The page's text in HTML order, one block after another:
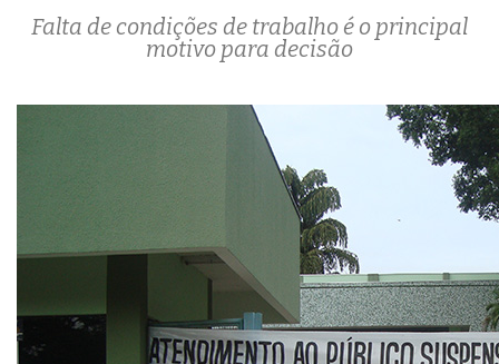
Falta de condições de trabalho é o principal
motivo para decisão